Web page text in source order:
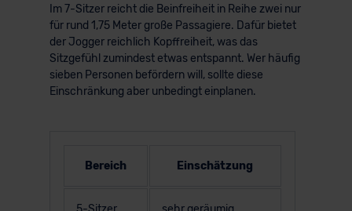
Im 7-Sitzer reicht die Beinfreiheit in Reihe zwei nur
für rund 1,75 Meter große Passagiere. Dafür bietet
der Jogger reichlich Kopffreiheit, was das
Sitzgefühl zumindest etwas entspannt. Wer häufig
sieben Personen befördern will, sollte diese
Einschränkung aber unbedingt einplanen.
Bereich Einschätzung